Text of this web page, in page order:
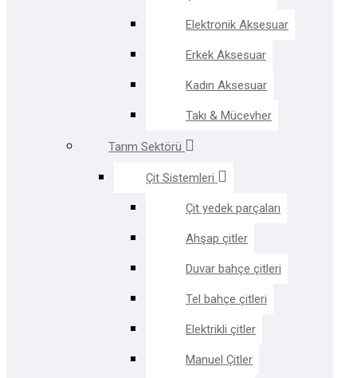
Elektronik Aksesuar
Erkek Aksesuar
Kadın Aksesuar
Takı & Mücevher
Tarım Sektörü
Çit Sistemleri
Çit yedek parçaları
Ahşap çitler
Duvar bahçe çitleri
Tel bahçe çitleri
Elektrikli çitler
Manuel Çitler